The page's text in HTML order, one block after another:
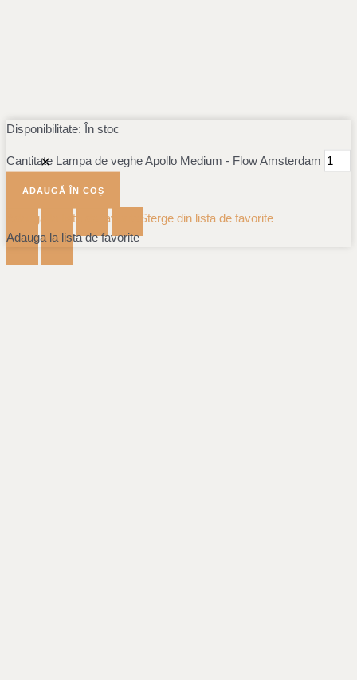
Disponibilitate: În stoc
Cantitate Lampa de veghe Apollo Medium - Flow Amsterdam
ADAUGĂ ÎN COȘ
Adauga la lista de favorite
Sterge din lista de favorite
Adauga la lista de favorite